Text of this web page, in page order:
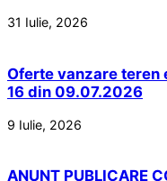
31 Iulie, 2026
Oferte vanzare teren
16 din 09.07.2026
9 Iulie, 2026
ANUNT PUBLICARE